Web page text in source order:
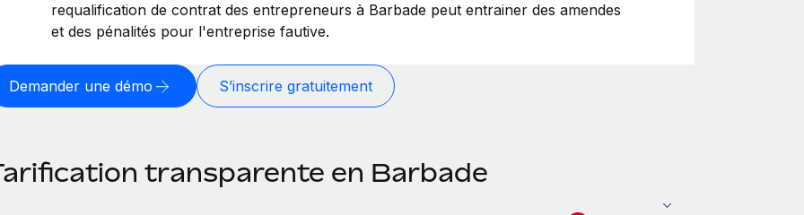
requalification de contrat des entrepreneurs à Barbade peut entrainer des amendes
et des pénalités pour l'entreprise fautive.
Demander une démo S’inscrire gratuitement
transparente en Barbade